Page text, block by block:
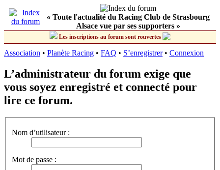
« Toute l'actualité du Racing Club de Strasbourg
Alsace vue par ses supporters »
Les inscriptions au forum sont rouvertes
Association • Planète Racing • FAQ • S’enregistrer• Connexion
L’administrateur du forum exige que
vous soyez enregistré et connecté pour
lire ce forum.
Nom d’utilisateur :
Mot de passe :